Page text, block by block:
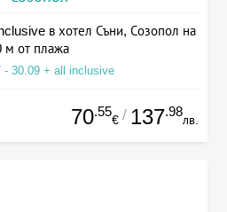
в хотел Съни, Созопол на
м от плажа
- 30.09 + all inclusive
70.55
€ / 137.98
лв.